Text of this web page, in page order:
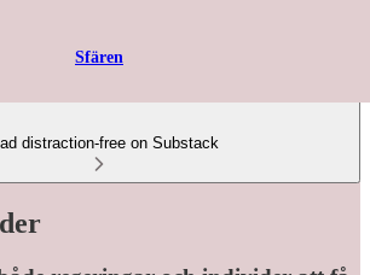
Sfären
distraction-free on Substack